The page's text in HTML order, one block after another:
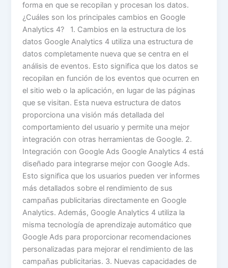
forma en que se recopilan y procesan los datos.
¿Cuáles son los principales cambios en Google
Analytics 4? 1. Cambios en la estructura de los
datos Google Analytics 4 utiliza una estructura de
datos completamente nueva que se centra en el
análisis de eventos. Esto significa que los datos se
recopilan en función de los eventos que ocurren en
el sitio web o la aplicación, en lugar de las páginas
que se visitan. Esta nueva estructura de datos
proporciona una visión más detallada del
comportamiento del usuario y permite una mejor
integración con otras herramientas de Google. 2.
Integración con Google Ads Google Analytics 4 está
diseñado para integrarse mejor con Google Ads.
Esto significa que los usuarios pueden ver informes
más detallados sobre el rendimiento de sus
campañas publicitarias directamente en Google
Analytics. Además, Google Analytics 4 utiliza la
misma tecnología de aprendizaje automático que
Google Ads para proporcionar recomendaciones
personalizadas para mejorar el rendimiento de las
campañas publicitarias. 3. Nuevas capacidades de